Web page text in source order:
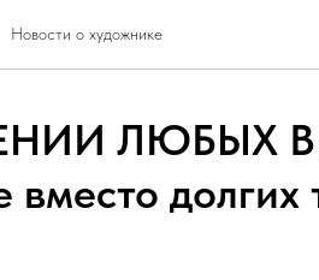
Новости о художнике
ЛЮБЫХ
долгих